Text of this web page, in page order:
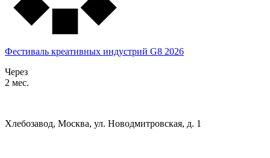
Фестиваль креативных индустрий G8 2026
Через
2 мес.
Хлебозавод, Москва, ул. Новодмитровская, д. 1